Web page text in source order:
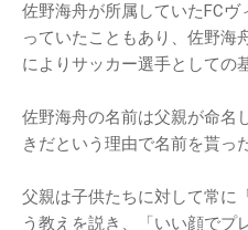
佐野海舟が所属していたFC
っていたこともあり、佐野海
によりサッカー選手としての
佐野海舟の名前は父親が命名
きだという理由で名前を貰っ
父親は子供たちに対して常に
う教えを説き、「いい顔でプ